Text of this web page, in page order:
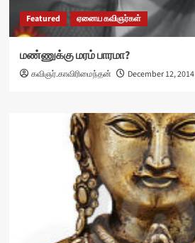
Featured ஏனைய கவிஞர்கள்
மண்ணுக்கு மரம் பாரமா?
கவிஞர்.காவிரிமைந்தன் December 12, 2014